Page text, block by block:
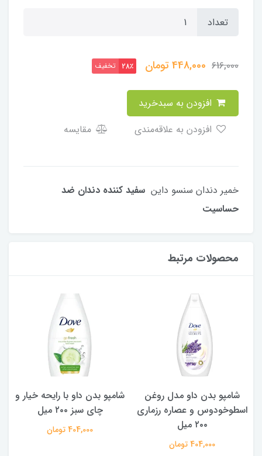
تعداد
616,000
448,000تومان 28٪ تخفیف
مقایسه
خمیر دندان سنسو ‌داین سفید کننده دندان ضد
حساسیت
محصولات مرتبط
شامپو بدن ‌داو مدل روغن
اسطوخودوس و عصاره رزماری
۲۰۰ میل
404,000 تومان
شامپو بدن داو با رایحه خیار و
چای سبز ۲۰۰ میل
404,000 تومان